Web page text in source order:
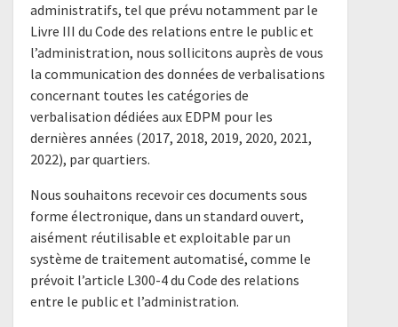
administratifs, tel que prévu notamment par le
Livre III du Code des relations entre le public et
l’administration, nous sollicitons auprès de vous
la communication des données de verbalisations
concernant toutes les catégories de
verbalisation dédiées aux EDPM pour les
dernières années (2017, 2018, 2019, 2020, 2021,
2022), par quartiers.
Nous souhaitons recevoir ces documents sous
forme électronique, dans un standard ouvert,
aisément réutilisable et exploitable par un
système de traitement automatisé, comme le
prévoit l’article L300-4 du Code des relations
entre le public et l’administration.